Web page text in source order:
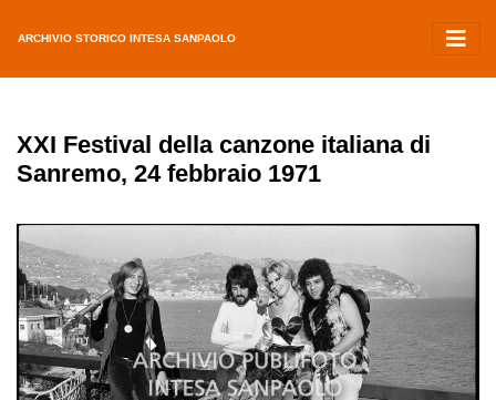
ARCHIVIO STORICO INTESA SANPAOLO
XXI Festival della canzone italiana di
Sanremo, 24 febbraio 1971